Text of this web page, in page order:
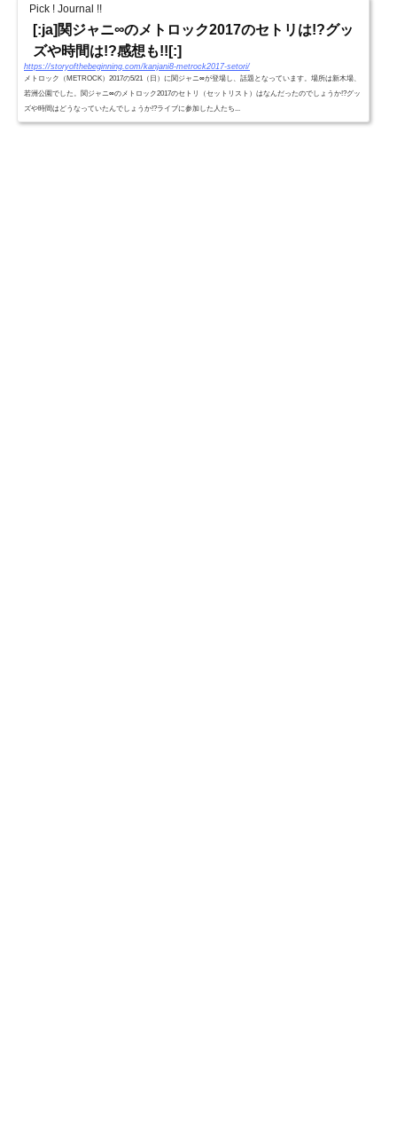
Pick ! Journal !!
[:ja]関ジャニ∞のメトロック2017のセトリは!?グッ
ズや時間は!?感想も!![:]
https://storyofthebeginning.com/kanjani8-metrock2017-setori/
メトロック（METROCK）2017の5/21（日）に関ジャニ∞が登場し、話題となっています。場所は新木場、
若洲公園でした。関ジャニ∞のメトロック2017のセトリ（セットリスト）はなんだったのでしょうか!?グッ
ズや時間はどうなっていたんでしょうか!?ライブに参加した人たち...